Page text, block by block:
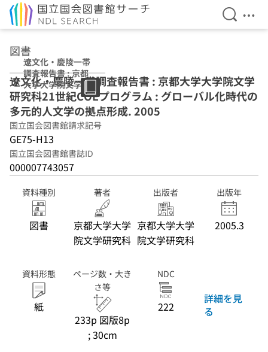
検索を
メ
図書
遼文化・慶陵一帯
調査報告書 : 京都
大学大学院文学研
究科21世紀COE
プログラム : グロ
ーバル化時代の多
元的人文学の拠点
形成 2005
遼文化・慶陵一帯調査報告書 : 京都大学大学院文学
研究科21世紀COEプログラム : グローバル化時代の
多元的人文学の拠点形成. 2005
国立国会図書館請求記号
GE75-H13
国立国会図書館書誌ID
000007743057
資料種別
図書
著者
京都大学大学
院文学研究科
出版者
京都大学大学
院文学研究科
出版年
2005.3
資料形態
紙
ページ数・大き
さ等
233p 図版8p
; 30cm
NDC
222
詳細を見
る